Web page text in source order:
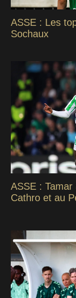
ASSE : Les
Sochaux
ASSE :
Cathro et au